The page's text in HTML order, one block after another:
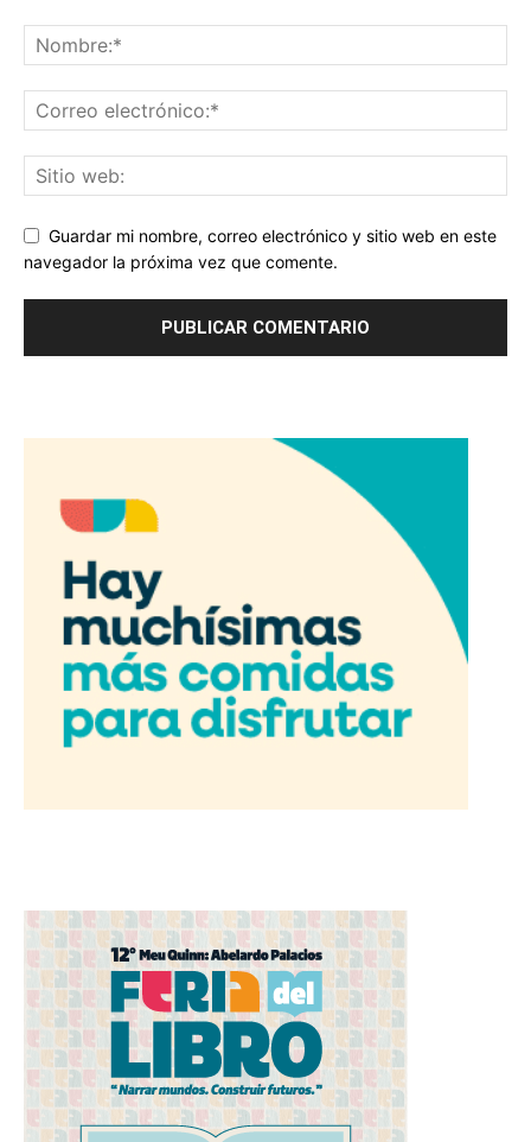
Guardar mi nombre, correo electrónico y sitio web en este
navegador la próxima vez que comente.